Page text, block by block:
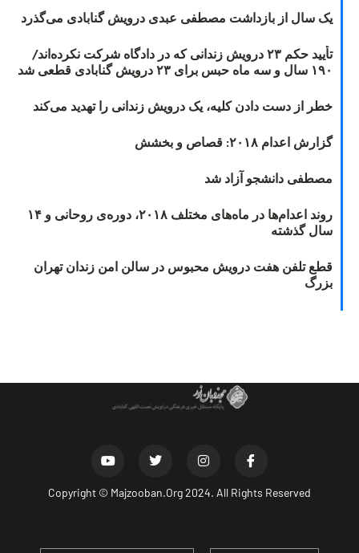
یک سال از بازداشت مصطفی عبدی درویش گنابادی می‌گذرد
تأیید حکم ۲۳ درویش زندانی که در دادگاه شرکت نکرده‌اند/
۱۹۰ سال و سه ماه حبس برای ۲۳ درویش گنابادی قطعی شد
خطر از دست دادن کلیه، یک درویش زندانی را تهدید می‌کند
گزارش اعدام ۲۰۱۸: قصاص و بخشش
مصطفی دانشجو آزاد شد
روند اعدام‌ها در ماه‌های مختلف ۲۰۱۸، دوره‌ی روحانی و ۱۴
سال گذشته
قطع تلفن هفت درویش محبوس در سالن امن زندان تهران
بزرگ
Copyright © Majzooban.Org2024. All Rights Reserved